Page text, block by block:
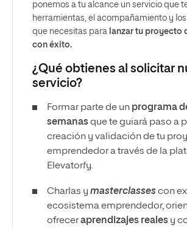
ponemos a tu alcance un servicio que
herramientas, el acompañamiento y
que necesitas para lanzar tu proyecto
con éxito.
¿Qué obtienes al solicitar
servicio?
Formar parte de un programa
semanasque te guiará paso a
creación y validación de tu
emprendedor a través de la
Elevatorfy.
Charlas y masterclassescon
ecosistema emprendedor,
ofreceraprendizajes reales y